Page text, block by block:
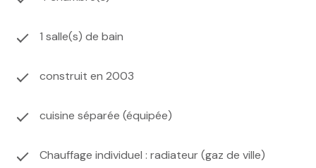
exposé sont disponibles sur le site
1 salle(s) de bain
construit en 2003
cuisine séparée (équipée)
Chauffage individuel : radiateur (gaz de ville)